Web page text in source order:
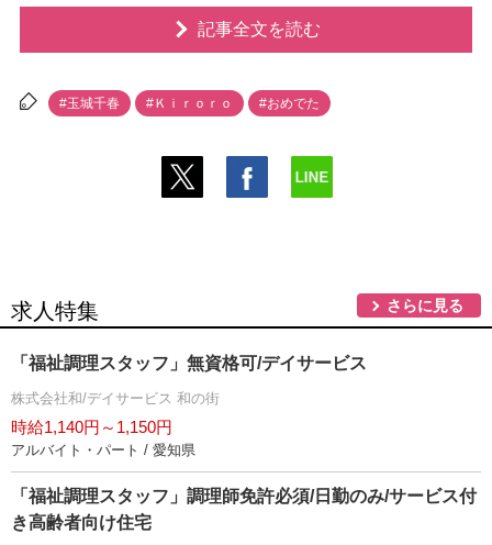
記事全文を読む
#玉城千春 #Ｋｉｒｏｒｏ #おめでた
求人特集 さらに見る
「福祉調理スタッフ」無資格可/デイサービス
株式会社和/デイサービス 和の街
時給1,140円～1,150円
アルバイト・パート / 愛知県
「福祉調理スタッフ」調理師免許必須/日勤のみ/サービス付
き高齢者向け住宅